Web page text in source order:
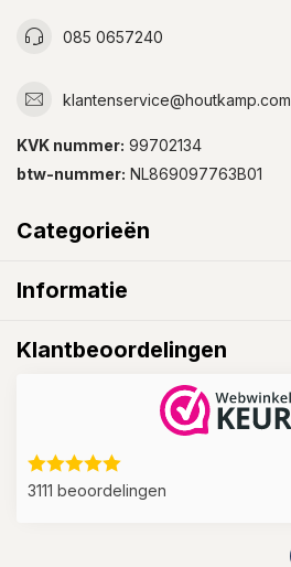
085 0657240
klantenservice@houtkamp.com
KVK nummer: 99702134
btw-nummer: NL869097763B01
Categorieën
Informatie
Klantbeoordelingen
3111 beoordelingen